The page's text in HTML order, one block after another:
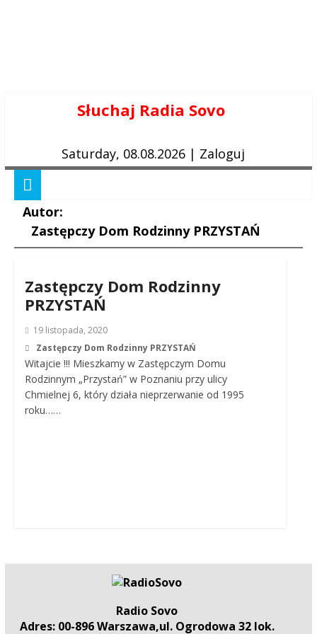
Słuchaj Radia Sovo
Saturday, 08.08.2026 | Zaloguj
Autor:
Zastępczy Dom Rodzinny PRZYSTAŃ
Zastępczy Dom Rodzinny
PRZYSTAŃ
19 listopada, 2020
Zastępczy Dom Rodzinny PRZYSTAŃ
Witajcie !!! Mieszkamy w Zastępczym Domu
Rodzinnym „Przystań” w Poznaniu przy ulicy
Chmielnej 6, który działa nieprzerwanie od 1995
roku……
Radio Sovo
Adres: 00-896 Warszawa,ul. Ogrodowa 32 lok.